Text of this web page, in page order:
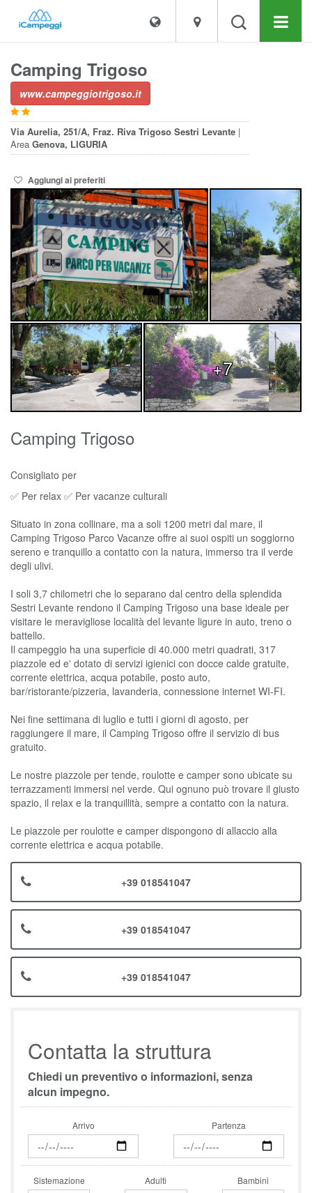
Camping Trigoso
www.campeggiotrigoso.it
Via Aurelia, 251/A, Fraz. Riva Trigoso Sestri Levante |
Area Genova, LIGURIA
Aggiungi ai preferiti
+7
Camping Trigoso
Consigliato per
✅ Per relax ✅ Per vacanze culturali
Situato in zona collinare, ma a soli 1200 metri dal mare, il
Camping Trigoso Parco Vacanze offre ai suoi ospiti un soggiorno
sereno e tranquillo a contatto con la natura, immerso tra il verde
degli ulivi.
I soli 3,7 chilometri che lo separano dal centro della splendida
Sestri Levante rendono il Camping Trigoso una base ideale per
visitare le meravigliose località del levante ligure in auto, treno o
battello.
Il campeggio ha una superficie di 40.000 metri quadrati, 317
piazzole ed e' dotato di servizi igienici con docce calde gratuite,
corrente elettrica, acqua potabile, posto auto,
bar/ristorante/pizzeria, lavanderia, connessione internet WI-FI.
Nei fine settimana di luglio e tutti i giorni di agosto, per
raggiungere il mare, il Camping Trigoso offre il servizio di bus
gratuito.
Le nostre piazzole per tende, roulotte e camper sono ubicate su
terrazzamenti immersi nel verde. Qui ognuno può trovare il giusto
spazio, il relax e la tranquillità, sempre a contatto con la natura.
Le piazzole per roulotte e camper dispongono di allaccio alla
corrente elettrica e acqua potabile.
+39 018541047
+39 018541047
+39 018541047
Contatta la struttura
Chiedi un preventivo o informazioni, senza
alcun impegno.
Arrivo Partenza
Sistemazione Adulti Bambini